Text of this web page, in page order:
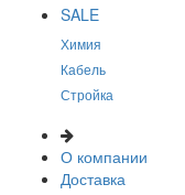
SALE
Химия
Кабель
Стройка
О компании
Доставка